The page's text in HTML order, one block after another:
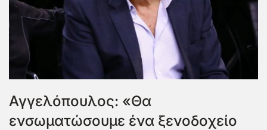
Αγγελόπουλος: «Θα
ενσωματώσουμε ένα ξενοδοχείο